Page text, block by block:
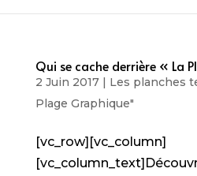
Qui se cache derrière « La
2 Juin 2017| Les planches
Plage Graphique"
[vc_row][vc_column]